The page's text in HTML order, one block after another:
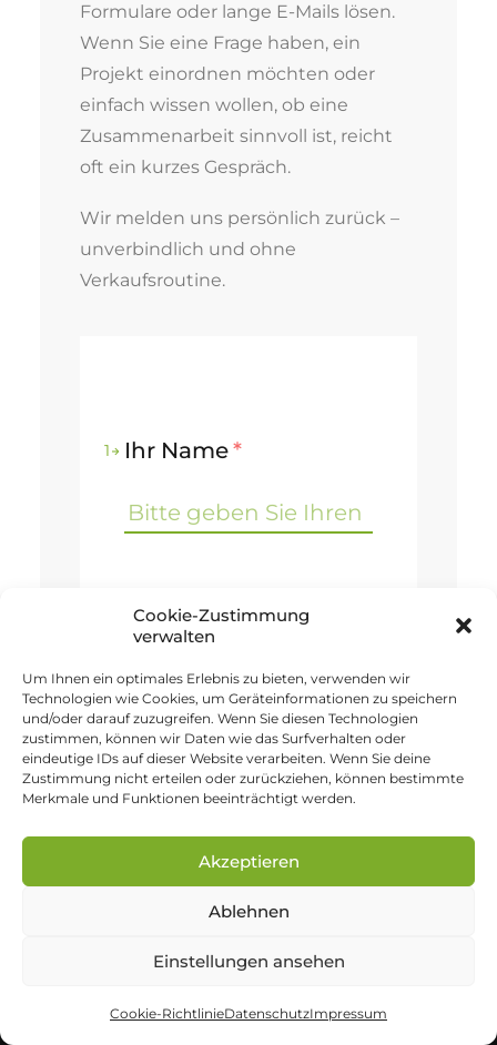
Cookie-Zustimmung
verwalten
Um Ihnen ein optimales Erlebnis zu bieten, verwenden wir
Technologien wie Cookies, um Geräteinformationen zu speichern
und/oder darauf zuzugreifen. Wenn Sie diesen Technologien
zustimmen, können wir Daten wie das Surfverhalten oder
eindeutige IDs auf dieser Website verarbeiten. Wenn Sie deine
Zustimmung nicht erteilen oder zurückziehen, können bestimmte
Merkmale und Funktionen beeinträchtigt werden.
Akzeptieren
Ablehnen
Einstellungen ansehen
Cookie-RichtlinieDatenschutzImpressum
Formulare oder lange E-Mails lösen.
Wenn Sie eine Frage haben, ein
Projekt einordnen möchten oder
einfach wissen wollen, ob eine
Zusammenarbeit sinnvoll ist, reicht
oft ein kurzes Gespräch.
Wir melden uns persönlich zurück –
unverbindlich und ohne
Verkaufsroutine.
1 Ihr Name*
0% completed
Seit 1996 Partner für klare Kommunikation,
Zusammenarbeit.